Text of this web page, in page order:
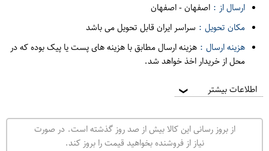
ارسال از : اصفهان-اصفهان
مکان تحویل : سراسر ایران قابل تحویل می باشد
هزینه ارسال : هزینه ارسال مطابق با هزینه های پست یا پیک بوده که در
محل از خریدار اخذ خواهد شد.
اطلاعات بیشتر ❯
از بروز رسانی این کالا بیش از صد روز گذشته است. در صورت
نیاز از فروشنده بخواهید قیمت را بروز کند.